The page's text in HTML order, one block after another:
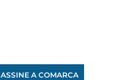
ASSINE A COMARCA